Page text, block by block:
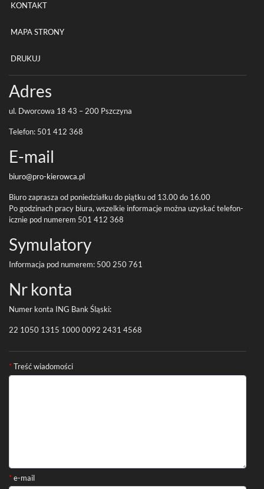
KONTAKT
MAPA STRONY
DRUKUJ
Adres
ul. Dwor­cowa 18 43 – 200 Pszczyna
Tele­fon: 501 412 368
E-​mail
biuro@pro-kierowca.pl
Biuro zaprasza od poniedzi­ałku do piątku od 13.00do 16.00
Po godz­i­nach pracy biura, wszelkie infor­ma­cje można uzyskać tele­fon­
icznie pod numerem 501 412 368
Symu­la­tory
Infor­ma­cja pod numerem: 500 250761
Nr konta
Numer konta ING Bank Śląski:
22 1050 1315 10000092 2431 4568
Formularz kontaktowy
*Treść wiadomości
*e-mail